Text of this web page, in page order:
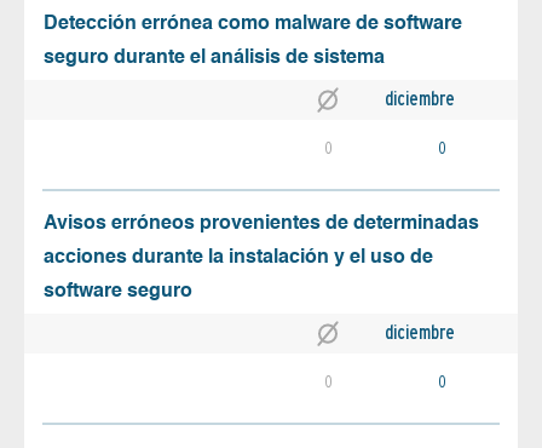
Detección errónea como malware de software
seguro durante el análisis de sistema
diciembre
0 0
Avisos erróneos provenientes de determinadas
acciones durante la instalación y el uso de
software seguro
diciembre
0 0